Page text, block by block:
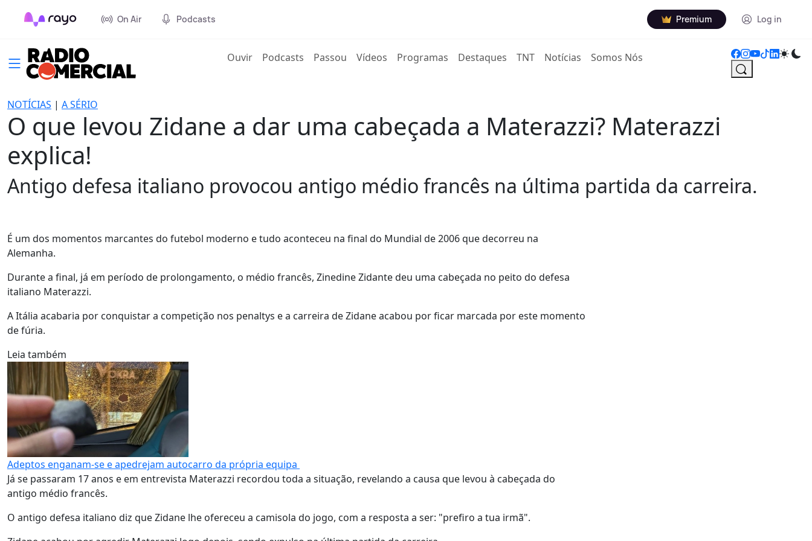
On Air Podcasts Premium Log in
Ouvir(current)
Podcasts Passou Vídeos Programas Destaques TNT Notícias Somos Nós
NOTÍCIAS | A SÉRIO
O que levou Zidane a dar uma cabeçada a Materazzi? Materazzi
explica!
Antigo defesa italiano provocou antigo médio francês na última partida da carreira.
É um dos momentos marcantes do futebol moderno e tudo aconteceu na final do Mundial de 2006 que decorreu na
Alemanha.
Durante a final, já em período de prolongamento, o médio francês, Zinedine Zidante deu uma cabeçada no peito do defesa
italiano Materazzi.
A Itália acabaria por conquistar a competição nos penaltys e a carreira de Zidane acabou por ficar marcada por este momento
de fúria.
Leia também
Adeptos enganam-se e apedrejam autocarro da própria equipa
Já se passaram 17 anos e em entrevista Materazzi recordou toda a situação, revelando a causa que levou à cabeçada do
antigo médio francês.
O antigo defesa italiano diz que Zidane lhe ofereceu a camisola do jogo, com a resposta a ser: "prefiro a tua irmã".